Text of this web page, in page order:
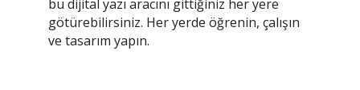
bu dijital yazı aracını gittiğiniz her yere
götürebilirsiniz. Her yerde öğrenin, çalışın
ve tasarım yapın.